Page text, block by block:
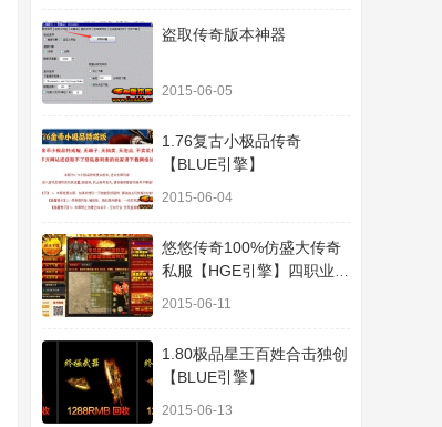
盗取传奇版本神器
2015-06-05
1.76复古小极品传奇
【BLUE引擎】
2015-06-04
悠悠传奇100%仿盛大传奇
私服【HGE引擎】四职业疯
2015-06-11
1.80极品星王百姓合击独创
【BLUE引擎】
2015-06-13